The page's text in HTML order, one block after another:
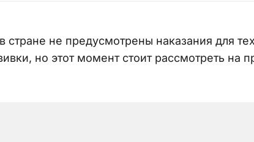
стране не предусмотрены наказания для
но этот момент стоит рассмотреть на